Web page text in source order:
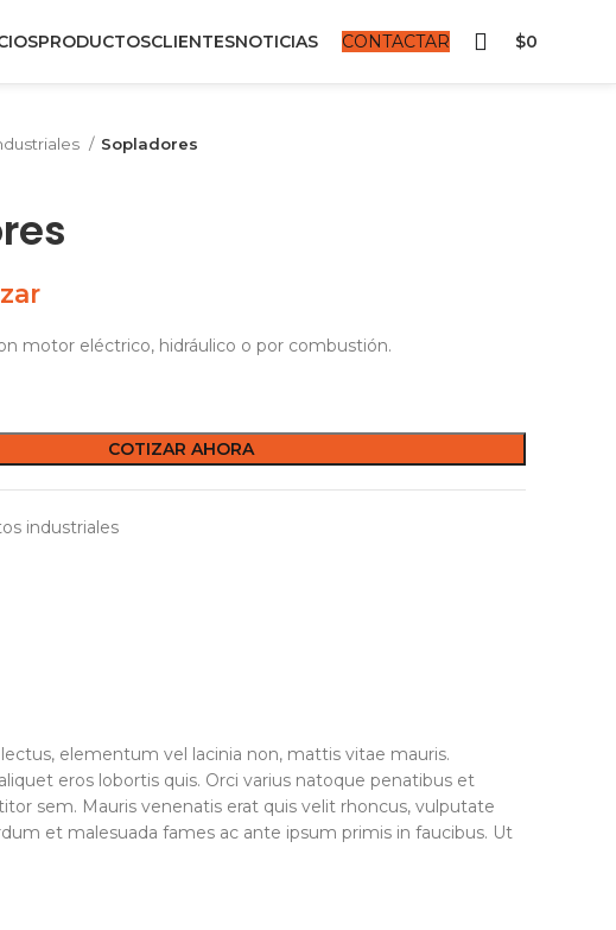
PRODUCTOSCLIENTESNOTICIAS CONTACTAR $0
Sopladores
motor eléctrico, hidráulico o por combustión.
COTIZAR AHORA
industriales
elementum vel lacinia non, mattis vitae mauris.
eros lobortis quis. Orci varius natoque penatibus et
sem. Mauris venenatis erat quis velit rhoncus, vulputate
et malesuada fames ac ante ipsum primis in faucibus. Ut